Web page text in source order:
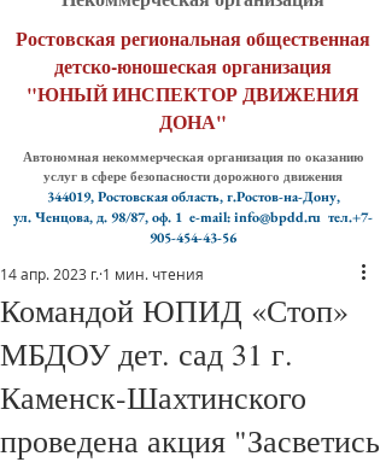
Ростовская региональная общественная
детско-юношеская организация
"ЮНЫЙ ИНСПЕКТОР ДВИЖЕНИЯ
ДОНА"
Автономная некоммерческая организация по оказанию
услуг в сфере безопасности дорожного движения
344019, Ростовская область, г.Ростов-на-Дону,
ул. Ченцова, д. 98/87, оф. 1 e-mail: info@bpdd.ru тел.+7-
905-454-43-56
Командой ЮПИД «Стоп»
МБДОУ дет. сад 31 г.
Каменск-Шахтинского
проведена акция "Засветись
14 апр. 2023 г. 1 мин. чтения